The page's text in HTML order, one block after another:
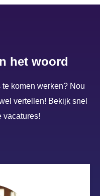
het woord
komen werken? Nou
vertellen! Bekijk snel
vacatures!